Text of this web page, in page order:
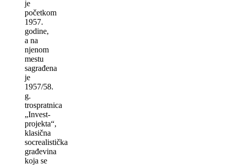
je
početkom
1957.
godine,
a na
njenom
mestu
sagrađena
je
1957/58.
g.
trospratnica
„Invest-
projekta“,
klasična
socrealistička
građevina
koja se